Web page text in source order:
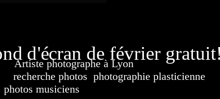
d'écran de février
Artiste photographe à LyonFrance. Banque
recherche photos photographie plasticienne
photos musiciens